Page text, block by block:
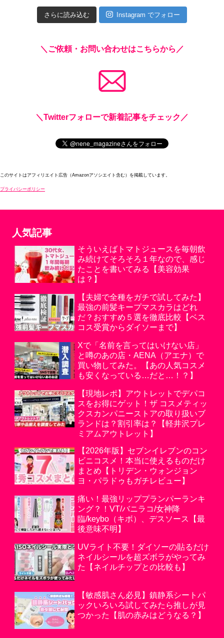
さらに読み込む Instagram でフォロー
＼ご依頼・お問い合わせはこちらから／
＼Twitterフォローで新着記事をチェック／
このサイトはアフィリエイト広告（Amazonアソシエイト含む）を掲載しています。
プライバシーポリシー
人気記事
そういえばトマトジュースを毎朝飲
み続けてそろそろ１年なので、感じ
たことを書いてみる【美容効果
は？】
【夫婦で全種をガチで試してみた】
最強の前髪キープマスカラはどれ
だ？おすすめ５選を徹底比較【ベス
コス受賞からダイソーまで】
Xで「名前を言ってはいけない店」
と噂のあの店・AENA（アエナ）で
買い物してみた。【あの人気コスメ
も安くなっている…だと…！？】
【現地レポ】アウトレットでデパコ
スをお得にゲット！ザ コスメティッ
クスカンパニーストアの取り扱いブ
ランドは？割引率は？【軽井沢プレ
ミアムアウトレット】
【2026年版】セブンイレブンのコン
ビニコスメ！本当に使えるものだけ
まとめ【トリデン・ウォンジョン
ヨ・パラドゥもガチレビュー】
痛い！最強リッププランパーランキ
ング？！VT/バニラコ/女神降
臨/keybo（キボ）、デスソース【最
後意味不明】
UVライト不要！ダイソーの貼るだけ
ネイルシールを超ズボラがやってみ
た【ネイルチップとの比較も】
【敏感肌さん必見】鎮静系シートパ
ックいろいろ試してみたら推しが見
つかった【肌の赤みはどうなる？】